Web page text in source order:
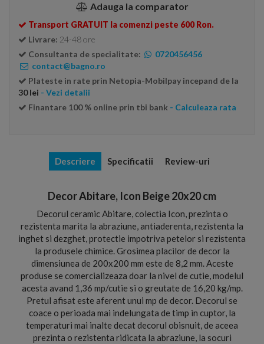
Adauga la comparator
Transport GRATUIT la comenzi peste 600 Ron.
Livrare: 24-48 ore
Consultanta de specialitate:
0720456456
contact@bagno.ro
Plateste in rate prin Netopia-Mobilpay incepand de la
30 lei - Vezi detalii
Finantare 100 % online prin tbi bank - Calculeaza rata
Descriere Specificatii Review-uri
Decor Abitare, Icon Beige 20x20 cm
Decorul ceramic Abitare, colectia Icon, prezinta o
rezistenta marita la abraziune, antiaderenta, rezistenta la
inghet si dezghet, protectie impotriva petelor si rezistenta
la produsele chimice. Grosimea placilor de decor la
dimensiunea de 200x200 mm este de 8,2 mm. Aceste
produse se comercializeaza doar la nivel de cutie, modelul
acesta avand 1,36 mp/cutie si o greutate de 16,20 kg/mp.
Pretul afisat este aferent unui mp de decor. Decorul se
coace o perioada mai indelungata de timp in cuptor, la
temperaturi mai inalte decat decorul obisnuit, de aceea
prezinta o rezistenta ridicata la abraziune, la socuri